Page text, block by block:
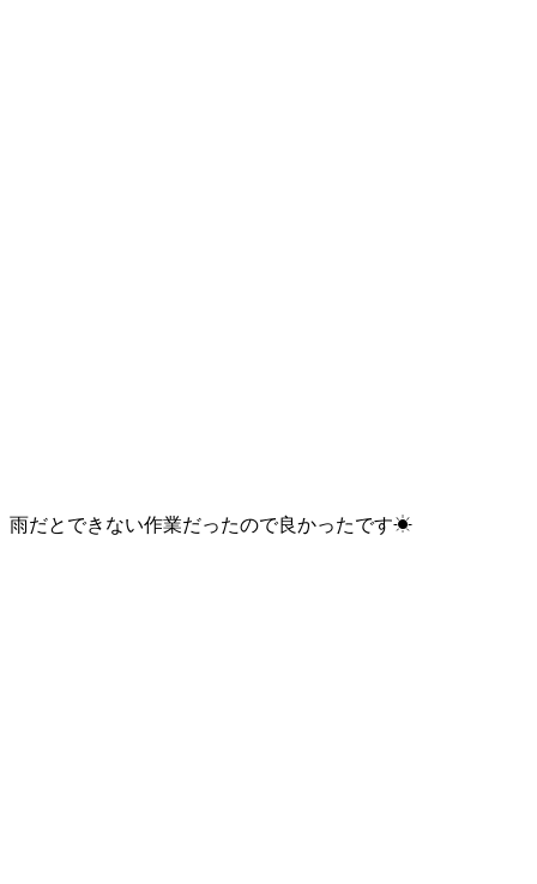
雨だとできない作業だったので良かったです☀